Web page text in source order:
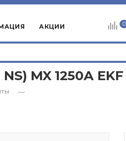
АКЦИИ 0
MX 1250А EKF
—